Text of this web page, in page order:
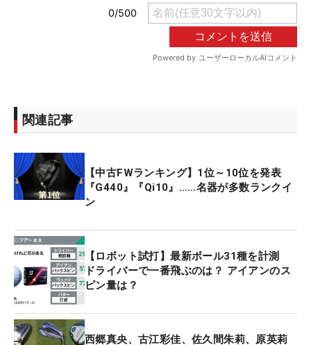
関連記事
【中古FWランキング】1位～10位を発表
『G440』『Qi10』……名器が多数ランクイ
ン
【ロボット試打】最新ボール31種を計測
ドライバーで一番飛ぶのは？ アイアンのス
ピン量は？
西郷真央、古江彩佳、佐久間朱莉、原英莉